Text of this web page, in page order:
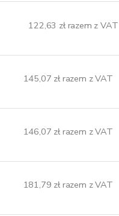
122,63 zł razem z VAT
145,07 zł razem z VAT
146,07 zł razem z VAT
181,79 zł razem z VAT